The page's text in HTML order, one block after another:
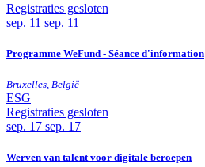
Registraties gesloten
sep. 11 sep. 11
Programme WeFund - Séance d'information
Bruxelles België
ESG
Registraties gesloten
sep. 17 sep. 17
Werven van talent voor digitale beroepen